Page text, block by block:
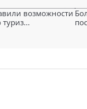
возможности